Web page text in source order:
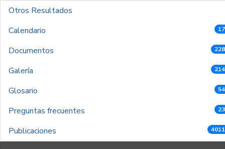
Otros Resultados
Calendario
Documentos
Galería
Glosario
Preguntas frecuentes
Publicaciones